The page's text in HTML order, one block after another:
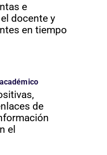
e
docente y
en tiempo
de
el